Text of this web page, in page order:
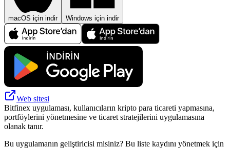
macOS için indir Windows için indir
Web sitesi
Bitfinex uygulaması, kullanıcıların kripto para ticareti yapmasına,
portföylerini yönetmesine ve ticaret stratejilerini uygulamasına
olanak tanır.
Bu uygulamanın geliştiricisi misiniz? Bu liste kaydını yönetmek için